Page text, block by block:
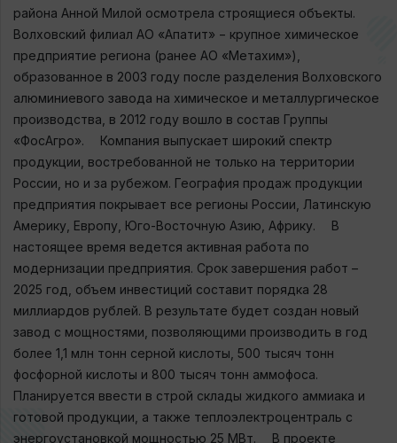
района Анной Милой осмотрела строящиеся объекты. ⠀
Волховский филиал АО «Апатит» − крупное химическое
предприятие региона (ранее АО «Метахим»),
образованное в 2003 году после разделения Волховского
алюминиевого завода на химическое и металлургическое
производства, в 2012 году вошло в состав Группы
«ФосАгро». ⠀ Компания выпускает широкий спектр
продукции, востребованной не только на территории
России, но и за рубежом. География продаж продукции
предприятия покрывает все регионы России, Латинскую
Америку, Европу, Юго-Восточную Азию, Африку. ⠀ В
настоящее время ведется активная работа по
модернизации предприятия. Срок завершения работ –
2025 год, объем инвестиций составит порядка 28
миллиардов рублей. В результате будет создан новый
завод с мощностями, позволяющими производить в год
более 1,1 млн тонн серной кислоты, 500 тысяч тонн
фосфорной кислоты и 800 тысяч тонн аммофоса.
Планируется ввести в строй склады жидкого аммиака и
готовой продукции, а также теплоэлектроцентраль с
энергоустановкой мощностью 25 МВт. ⠀ В проекте